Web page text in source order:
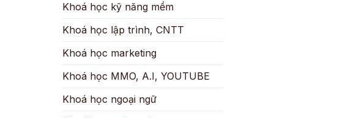
Khoá học kỹ năng mềm
Khoá học lập trình, CNTT
Khoá học marketing
Khoá học MMO, A.I, YOUTUBE
Khoá học ngoại ngữ